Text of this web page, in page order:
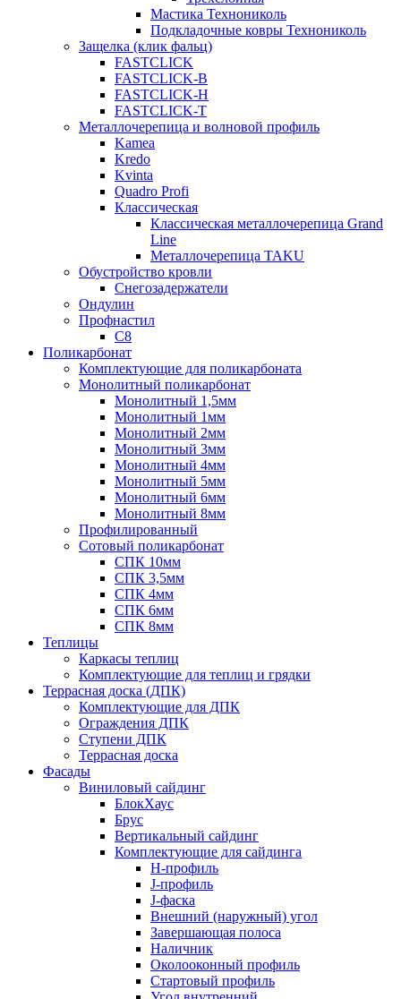
Мастика Технониколь
Подкладочные ковры Технониколь
Защелка (клик фальц)
FASTCLICK
FASTCLICK-B
FASTCLICK-H
FASTCLICK-T
Металлочерепица и волновой профиль
Kamea
Kredo
Kvinta
Quadro Profi
Классическая
Классическая металлочерепица Grand
Line
Металлочерепица TAKU
Обустройство кровли
Снегозадержатели
Ондулин
Профнастил
С8
Поликарбонат
Комплектующие для поликарбоната
Монолитный поликарбонат
Монолитный 1,5мм
Монолитный 1мм
Монолитный 2мм
Монолитный 3мм
Монолитный 4мм
Монолитный 5мм
Монолитный 6мм
Монолитный 8мм
Профилированный
Сотовый поликарбонат
СПК 10мм
СПК 3,5мм
СПК 4мм
СПК 6мм
СПК 8мм
Теплицы
Каркасы теплиц
Комплектующие для теплиц и грядки
Террасная доска (ДПК)
Комплектующие для ДПК
Ограждения ДПК
Ступени ДПК
Террасная доска
Фасады
Виниловый сайдинг
БлокХаус
Брус
Вертикальный сайдинг
Комплектующие для сайдинга
H-профиль
J-профиль
J-фаска
Внешний (наружный) угол
Завершающая полоса
Наличник
Околооконный профиль
Стартовый профиль